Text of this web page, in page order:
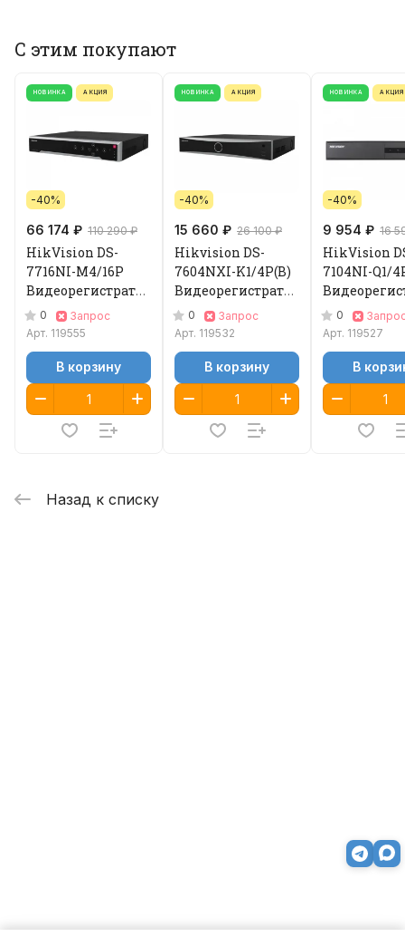
С этим покупают
НОВИНКА АКЦИЯ
-40%
66 174 ₽ 110 290 ₽
HikVision DS-
7716NI-M4/16P
Видеорегистратор
IP 0
Запрос
Арт. 119555
В корзину
НОВИНКА АКЦИЯ
-40%
15 660 ₽ 26 100 ₽
Hikvision DS-
7604NXI-K1/4P(B)
Видеорегистратор
IP 0
Запрос
Арт. 119532
В корзину
НОВИНКА АКЦИЯ
-40%
9 954 ₽ 16
HikVision
7104NI-Q1/
IP 0
Арт. 119527
В
Назад к списку